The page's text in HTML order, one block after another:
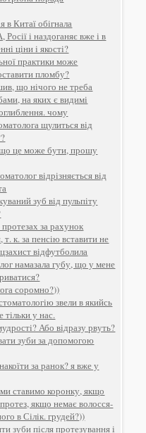
в Китаї обігнала
і наздоганяє вже і в
ціни і якості?
практики може
пломбу?
що нічого не треба
на яких є видимі
чому
щулиться від
що це може бути, прошу
відрізняється від
зуб від пульпіту
за рахунок
т. к. за пенсію вставити не
відфутболила
намазала губу, що у мене
соромно?))
звели в якийсь
тільки у нас.
Або відразу рвуть?
зуби за допомогою
за ранок? я вже у
ставимо коронку, якщо
якщо немає волосся-
в Сілік. грудей?))
зуби після протезування і